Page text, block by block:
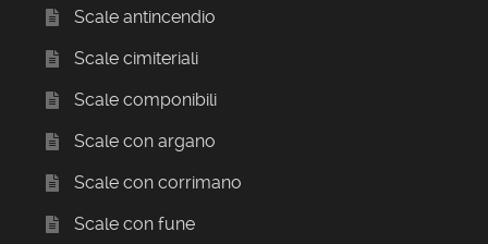
Scale antincendio
Scale cimiteriali
Scale componibili
Scale con argano
Scale con corrimano
Scale con fune